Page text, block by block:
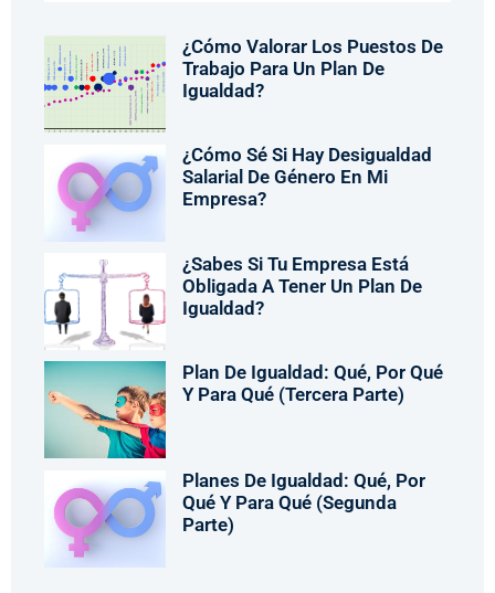
¿Cómo Valorar Los Puestos De
Trabajo Para Un Plan De
Igualdad?
¿Cómo Sé Si Hay Desigualdad
Salarial De Género En Mi
Empresa?
¿Sabes Si Tu Empresa Está
Obligada A Tener Un Plan De
Igualdad?
Plan De Igualdad: Qué, Por Qué
Y Para Qué (tercera Parte)
Planes De Igualdad: Qué, Por
Qué Y Para Qué (segunda
Parte)